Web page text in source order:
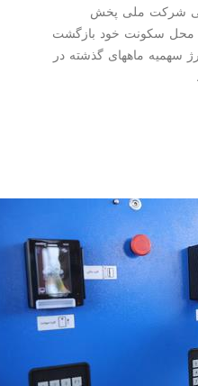
ملی پخش
خود بازگشت
ماههای گذشته در